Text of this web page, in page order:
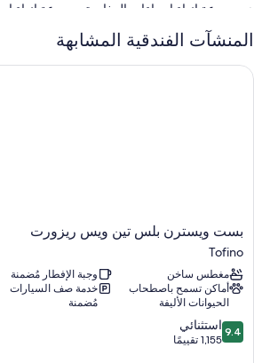
سرعة إنهاء إجراءات المغادرة، وسرعة إنهاء
لا يُسمَح بالتدخين، وقهوة/شاي في الردهة،
تُشير تقييمات النزلاء إلى المستوى الرائع
بطبقة علوية مريحة
حمامات مزودة بتجهيزات دش ومستلزمات
تلفزيونات ذكية 43-بوصة مزودة بخدمات بث وقنوات فضائية
ساحات خارجية، وثلاجات بحجم صغير، وغلايات
المنشآت الفندقية المشابهة
بست
ويسترن
بلس
تين
ويس
ريزورت
Tofino
بست ويسترن بلس تين ويس ريزورت
Tofino
مغطس ساخن
وجبة الإفطار مُضمنة
أماكن تسمح باصطحاب
الحيوانات الأليفة
خدمة صف السيارات
مُضمنة
9.4
من
9.4 استثنائي
1,155 تقييمًا
بست ويسترن بلس تين ويس ريزورت